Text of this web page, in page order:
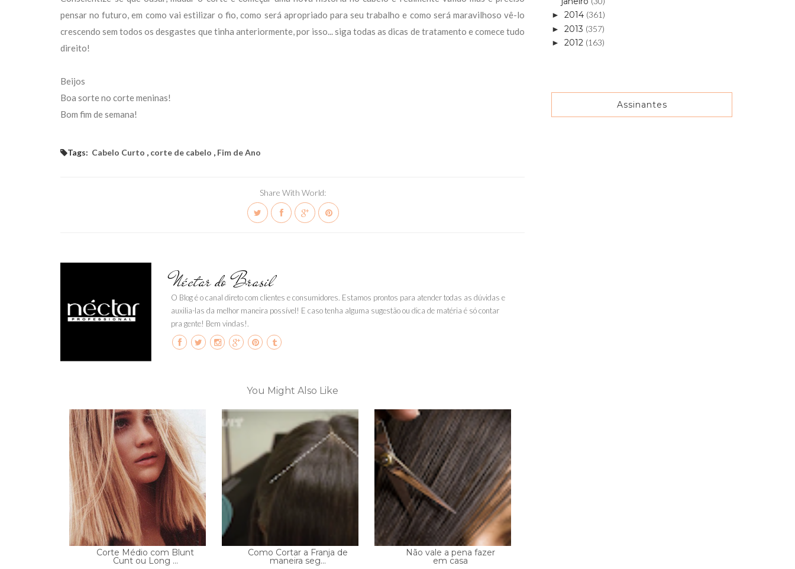
pensar no futuro, em como vai estilizar o fio, como será apropriado para seu trabalho e como será maravilhoso vê-lo
crescendo sem todos os desgastes que tinha anteriormente, por isso... siga todas as dicas de tratamento e comece tudo
direito!
Beijos
Boa sorte no corte meninas!
Bom fim de semana!
Tags: Cabelo Curto , corte de cabelo , Fim de Ano
Share With World:
Néctar do Brasil
O Blog é o canal direto com clientes e consumidores. Estamos prontos para atender todas as dúvidas e
auxilia-las da melhor maneira possível! E caso tenha alguma sugestão ou dica de matéria é só contar
pra gente! Bem vindas!.
You Might Also Like
Corte Médio com Blunt
Cunt ou Long ...
Como Cortar a Franja de
maneira seg...
Não vale a pena fazer
em casa
► 2014 (361)
► 2013 (357)
► 2012 (163)
Assinantes